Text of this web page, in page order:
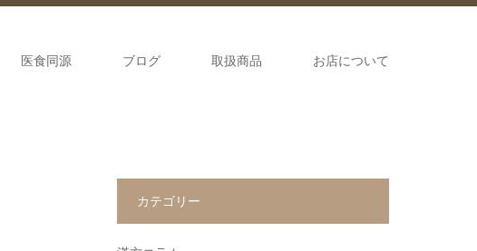
医食同源 ブログ 取扱商品 お店について
カテゴリー